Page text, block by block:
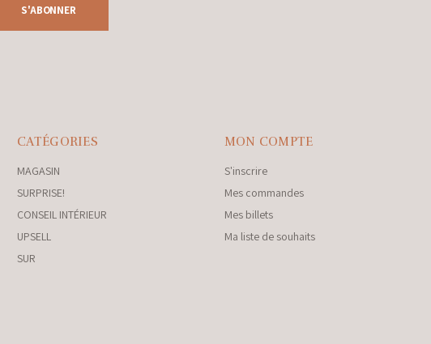
S'ABONNER
CATÉGORIES
MAGASIN
SURPRISE!
CONSEIL INTÉRIEUR
UPSELL
SUR
MON COMPTE
S'inscrire
Mes commandes
Mes billets
Ma liste de souhaits